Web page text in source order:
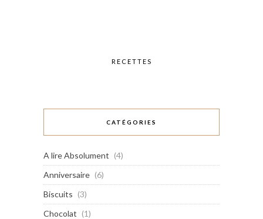
RECETTES
CATÉGORIES
A lire Absolument (4)
Anniversaire (6)
Biscuits (3)
Chocolat (1)